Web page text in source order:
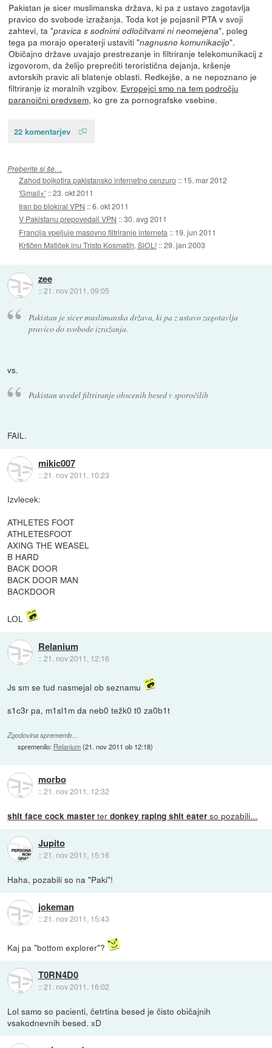
Pakistan je sicer muslimanska država, ki pa z ustavo zagotavlja
pravico do svobode izražanja. Toda kot je pojasnil PTA v svoji
zahtevi, ta "pravica s sodnimi odločitvami ni neomejena", poleg
tega pa morajo operaterji ustaviti "nagnusno komunikacijo".
Običajno države uvajajo prestrezanje in filtriranje telekomunikacij z
izgovorom, da želijo preprečiti teroristična dejanja, kršenje
avtorskih pravic ali blatenje oblasti. Redkejše, a ne nepoznano je
filtriranje iz moralnih vzgibov. Evropejci smo na tem področju
paranoični predvsem, ko gre za pornografske vsebine.
22 komentarjev
Preberite si še…
Zahod bojkotira pakistansko internetno cenzuro :: 15. mar 2012
'Gmail+' ::23. okt 2011
Iran bo blokiral VPN ::6. okt 2011
V Pakistanu prepovedali VPN ::30. avg 2011
Francija vpeljuje masovno filtriranje interneta :: 19. jun 2011
Krščen Matiček inu Tristo Kosmatih, SiOL! ::29. jan 2003
zee
::21. nov 2011, 09:05
Pakistan je sicer muslimanska država, ki pa z ustavo zagotavlja
pravico do svobode izražanja.
vs.
Pakistan uvedel filtriranje obscenih besed v sporočilih
FAIL.
mikic007
::21. nov 2011, 10:23
Izvlecek:
ATHLETES FOOT
ATHLETESFOOT
AXING THE WEASEL
B HARD
BACK DOOR
BACK DOOR MAN
BACKDOOR
LOL
Relanium
::21. nov 2011, 12:16
Js sm se tud nasmejal ob seznamu
s1c3r pa, m1sl1m da neb0 težk0 t0 za0b1t
Zgodovina sprememb…
spremenilo: Relanium(21. nov 2011 ob 12:18)
morbo
::21. nov 2011, 12:32
shit face cock master terdonkey raping shit eater so pozabili...
Jupito
::21. nov 2011, 15:16
Haha, pozabili so na "Paki"!
jokeman
::21. nov 2011, 15:43
Kaj pa "bottom explorer"?
T0RN4D0
::21. nov 2011, 16:02
Lol samo so pacienti, četrtina besed je čisto običajnih
vsakodnevnih besed. xD